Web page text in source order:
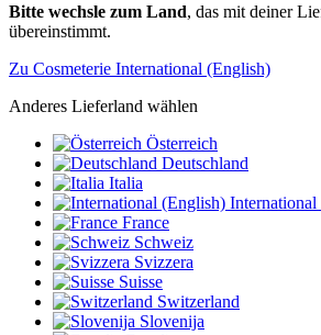
Bitte wechsle zum Land, das mit deiner
übereinstimmt.
Zu Cosmeterie International (English)
Anderes Lieferland wählen
Österreich
Deutschland
Italia
France
Schweiz
Svizzera
Suisse
Switzerland
Slovenija